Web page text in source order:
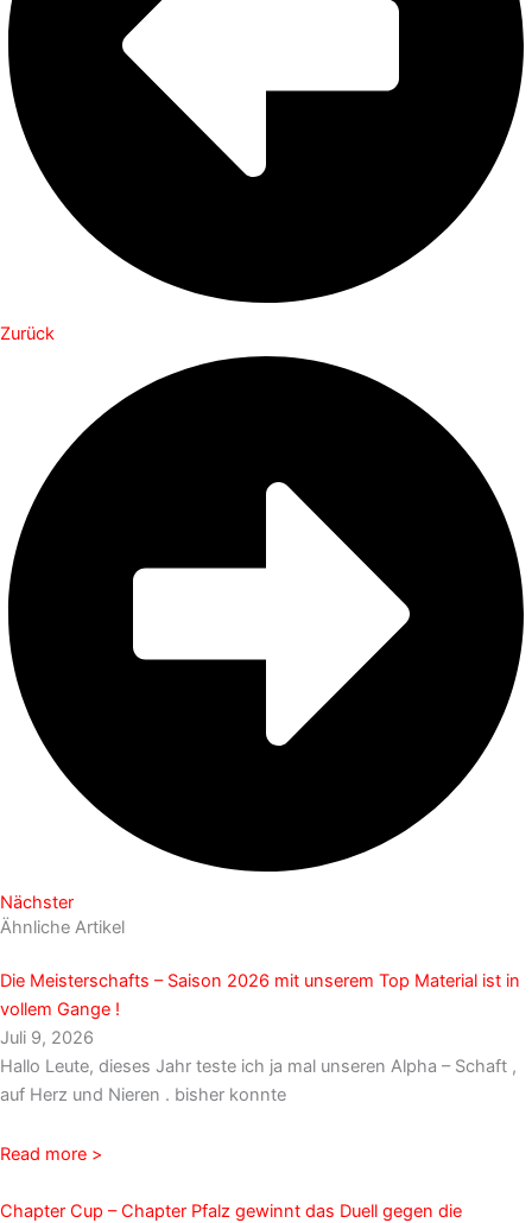
Zurück
Nächster
Ähnliche Artikel
Die Meisterschafts – Saison 2026 mit unserem Top Material ist in
vollem Gange !
Juli 9, 2026
Hallo Leute, dieses Jahr teste ich ja mal unseren Alpha – Schaft ,
auf Herz und Nieren . bisher konnte
Read more >
Chapter Cup – Chapter Pfalz gewinnt das Duell gegen die